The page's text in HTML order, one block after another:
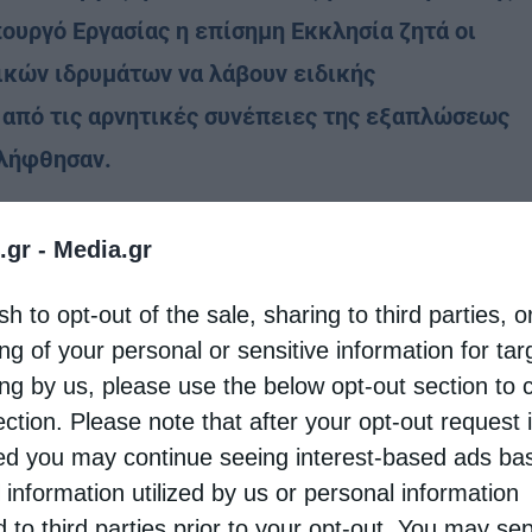
- Media.gr
to opt-out of the sale, sharing to third parties,
of your personal or sensitive information for
by us, please use the below opt-out section to
Please note that after your opt-out request
you may continue seeing interest-based ads
information utilized by us or personal information
Εργασίας η επίσημη Εκκλησία ζητά οι
ιδρυμάτων να λάβουν ειδικής
τις αρνητικές συνέπειες της εξαπλώσεως
φορέων, η Εκκλησία της
αλλά και οι εργαζόμενοι σε Ιερούς Ναούς
της πλατφόρμας υποστηρίξεως
προς τον Υπουργό Εργασίας κ. Ιωάννη
ενδιαφερόμενο περί των ενεργειών της.